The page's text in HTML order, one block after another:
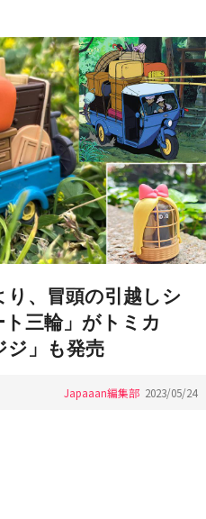
り、冒頭の引越しシ
三輪」がトミカ
ジ」も発売
Japaaan編集部 2023/05/24